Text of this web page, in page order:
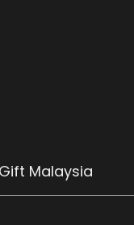
Malaysia